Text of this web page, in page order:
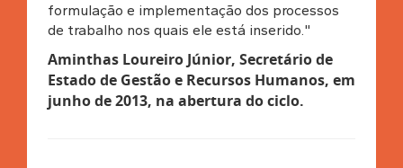
formulação e implementação dos processos
de trabalho nos quais ele está inserido."
Aminthas Loureiro Júnior, Secretário de
Estado de Gestão e Recursos Humanos, em
junho de 2013, na abertura do ciclo.